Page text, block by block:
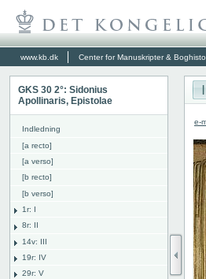
www.kb.dk Center for Manuskripter &
GKS 30 2°: Sidonius
Apollinaris, Epistolae
Indledning
[a recto]
[a verso]
[b recto]
[b verso]
1r: I
8r: II
14v: III
19r: IV
29r: V
e-